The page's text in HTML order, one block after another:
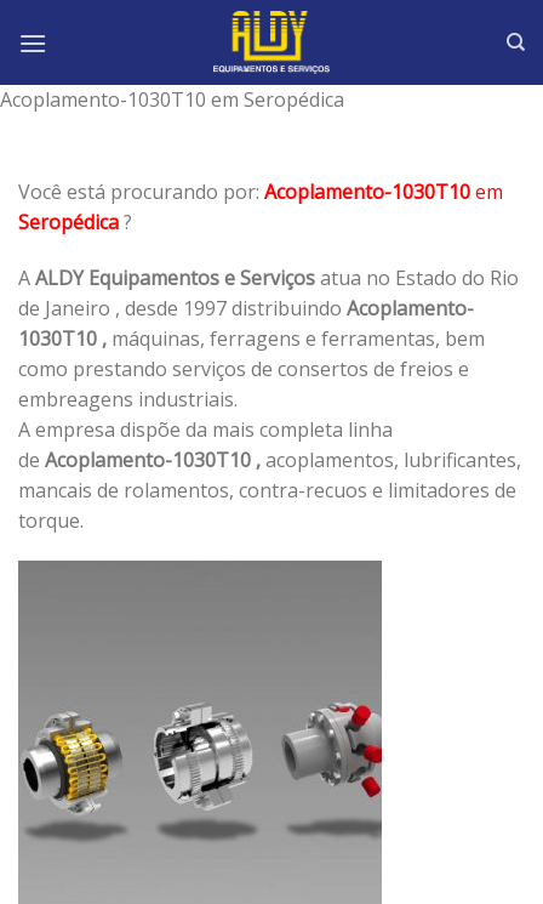
Acoplamento-1030T10 em Seropédica
Você está procurando por: Acoplamento-1030T10em
Seropédica?
AALDY Equipamentos e Serviçosatua no Estado do Rio
de Janeiro , desde 1997 distribuindo Acoplamento-
1030T10 , máquinas, ferragens e ferramentas, bem
como prestando serviços de consertos de freios e
embreagens industriais.
A empresa dispõe da mais completa linha
de Acoplamento-1030T10 ,acoplamentos, lubrificantes,
mancais de rolamentos, contra-recuos e limitadores de
torque.